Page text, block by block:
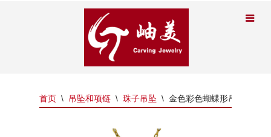
首页 \ 吊坠和项链 \ 珠子吊坠 \ 金色彩色蝴蝶形吊环铃兰